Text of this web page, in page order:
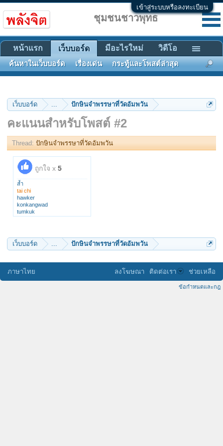
เข้าสู่ระบบหรือลงทะเบียน
เว็บบอร์ด ... ปักษินจำพรรษาที่วัดอัมพวัน
คะแนนสำหรับโพสต์ #2
Thread: ปักษินจำพรรษาที่วัดอัมพวัน
ถูกใจ x 5
ล้ำ
tai chi
hawker
konkangwad
tumkuk
เว็บบอร์ด ... ปักษินจำพรรษาที่วัดอัมพวัน
ชุมชนชาวพุทธ
หน้าแรก เว็บบอร์ด
ค้นหาในเว็บบอร์ด เรื่องเด่น กระทู้และโพสต์ล่าสุด
มีอะไรใหม่ วิดีโอ
ภาษาไทย ลงโฆษณา ติดต่อเรา ช่วยเหลือ
ข้อกำหนดและกฎ